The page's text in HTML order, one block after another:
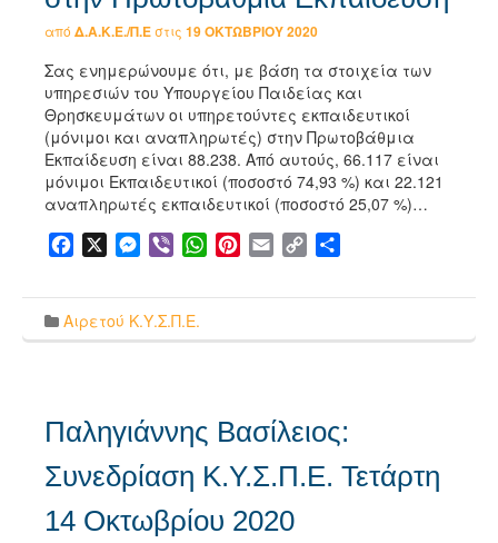
από Δ.Α.Κ.Ε./Π.Εστις 19 ΟΚΤΩΒΡΊΟΥ 2020
Σας ενημερώνουμε ότι, με βάση τα στοιχεία των
υπηρεσιών του Υπουργείου Παιδείας και
Θρησκευμάτων οι υπηρετούντες εκπαιδευτικοί
(μόνιμοι και αναπληρωτές) στην Πρωτοβάθμια
Εκπαίδευση είναι 88.238. Από αυτούς, 66.117 είναι
μόνιμοι Εκπαιδευτικοί (ποσοστό 74,93 %) και 22.121
αναπληρωτές εκπαιδευτικοί (ποσοστό 25,07 %)…
Facebook Messenger
Viber WhatsApp
Pinterest
Email Copy
Αιρετού Κ.Υ.Σ.Π.Ε.
Παληγιάννης Βασίλειος:
Συνεδρίαση Κ.Υ.Σ.Π.Ε. Τετάρτη
14 Οκτωβρίου 2020